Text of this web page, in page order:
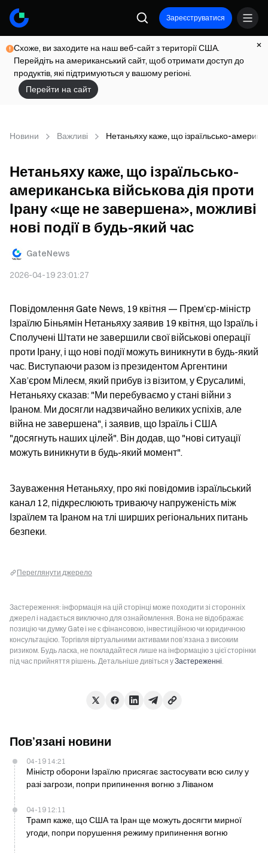
Зареєструватися
Схоже, ви заходите на наш веб-сайт з території США.
Перейдіть на американський сайт, щоб отримати доступ до
продуктів, які підтримуються у вашому регіоні.
Перейти на сайт
Новини Важливі Нетаньяху каже, що ізраїльсько-
Нетаньяху каже, що ізраїльсько-
американська військова дія проти
Ірану «ще не завершена», можливі
нові події в будь-який час
GateNews
2026-04-19 23:01:27
Повідомлення Gate News, 19 квітня — Прем’єр-міністр
Ізраїлю Біньямін Нетаньяху заявив 19 квітня, що Ізраїль і
Сполучені Штати не завершили свої військові операції
проти Ірану, і що нові події можуть виникнути в будь-який
час. Виступаючи разом із президентом Аргентини
Хав’єром Мілеєм, який прибув із візитом, у Єрусалимі,
Нетаньяху сказав: "Ми перебуваємо у стані війни з
Іраном. Ми досягли надзвичайно великих успіхів, але
війна не завершена", і заявив, що Ізраїль і США
"досягнуть наших цілей". Він додав, що "нові ситуації
можуть виникнути в будь-який момент".
Зауваження Нетаньяху, про які повідомив ізраїльський
канал 12, підкреслюють триваючу напруженість між
Ізраїлем та Іраном на тлі ширших регіональних питань
безпеки.
Переглянути джерело
Застереження: інформація на цій сторінці може походити зі сторонніх
джерел і надається виключно для ознайомлення. Вона не відображає
позицію чи думку Gate і не є фінансовою, інвестиційною чи юридичною
консультацією. Торгівля віртуальними активами пов’язана з високим
ризиком. Будь ласка, не покладайтеся лише на інформацію з цієї сторінки
під час прийняття рішень. Детальніше дивіться уЗастереженні.
Пов’язані новини
04-19 14:21
Міністр оборони Ізраїлю присягає застосувати всю силу у
разі загрози, попри припинення вогню з Ліваном
04-19 12:11
Трамп каже, що США та Іран ще можуть досягти мирної
угоди, попри порушення режиму припинення вогню